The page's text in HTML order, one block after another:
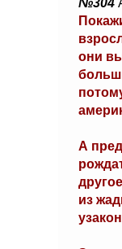
№304
они
А
из